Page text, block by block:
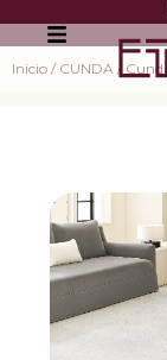
Inicio / CUNDA /